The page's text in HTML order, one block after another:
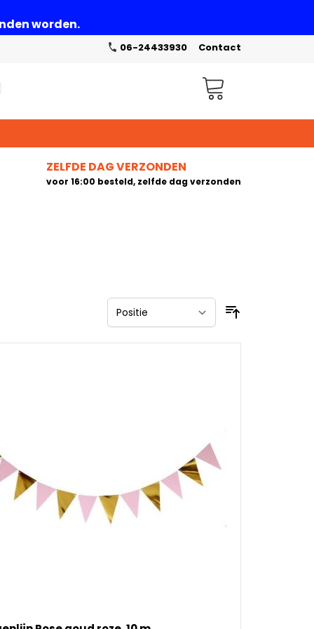
worden.
06-24433930 Contact
Winkelwagen
ZELFDE DAG VERZONDEN
voor 16:00 besteld, zelfde dag verzonden